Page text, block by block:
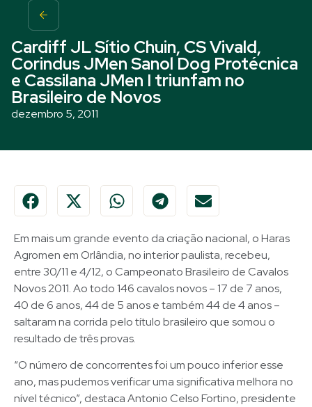
Cardiff JL Sítio Chuin, CS Vivald,
Corindus JMen Sanol Dog Protécnica
e Cassilana JMen I triunfam no
Brasileiro de Novos
dezembro 5, 2011
Em mais um grande evento da criação nacional, o Haras
Agromen em Orlândia, no interior paulista, recebeu,
entre 30/11 e 4/12, o Campeonato Brasileiro de Cavalos
Novos 2011. Ao todo 146 cavalos novos – 17 de 7 anos,
40 de 6 anos, 44 de 5 anos e também 44 de 4 anos –
saltaram na corrida pelo título brasileiro que somou o
resultado de três provas.
“O número de concorrentes foi um pouco inferior esse
ano, mas pudemos verificar uma significativa melhora no
nível técnico”, destaca Antonio Celso Fortino, presidente